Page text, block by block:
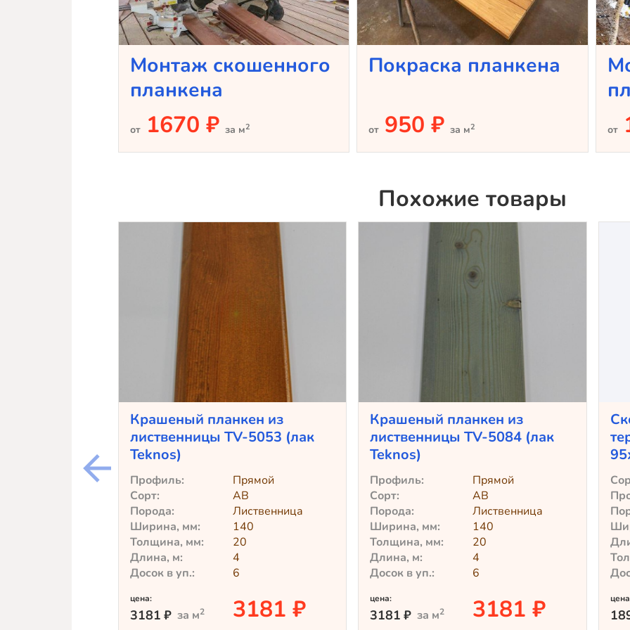
Монтаж скошенного
планкена
от 1670 ₽ за м2
Покраска планкена
от 950 ₽ за м2 от
Похожие товары
Крашеный планкен из
лиственницы TV-5053 (лак
Teknos)
Профиль:
Прямой
Сорт:
АВ
Порода:
Лиственница
Ширина, мм:
140
Толщина, мм:
20
Длина, м:
4
Досок в уп.:
6
цена:
3181 ₽ за м2 3181 ₽
Крашеный планкен из
лиственницы TV-5084 (лак
Teknos)
Профиль:
Прямой
Сорт:
АВ
Порода:
Лиственница
Ширина, мм:
140
Толщина, мм:
20
Длина, м:
4
Досок в уп.:
6
цена:
3181 ₽ за м2 3181 ₽